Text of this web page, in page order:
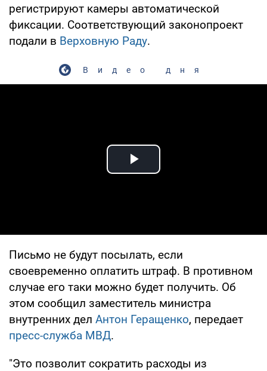
регистрируют камеры автоматической
фиксации. Соответствующий законопроект
подали в Верховную Раду.
Видео дня
Play Video
Письмо не будут посылать, если
своевременно оплатить штраф. В противном
случае его таки можно будет получить. Об
этом сообщил заместитель министра
внутренних дел Антон Геращенко, передает
пресс-служба МВД.
"Это позволит сократить расходы из